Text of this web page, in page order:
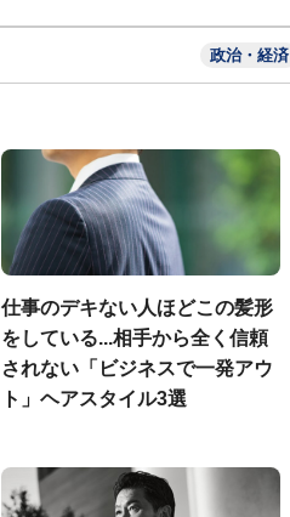
政治・経済
仕事のデキない人ほどこの髪形
をしている...相手から全く信頼
されない「ビジネスで一発アウ
ト」ヘアスタイル3選